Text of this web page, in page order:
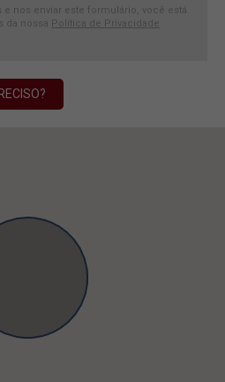
nos enviar este formulário, você está
da nossa Política de Privacidade